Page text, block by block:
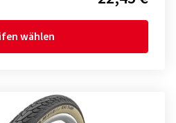
wählen